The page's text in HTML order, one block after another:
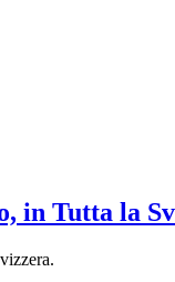
in Tutta la